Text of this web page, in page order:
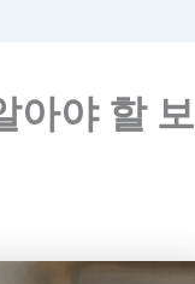
아야 할 보